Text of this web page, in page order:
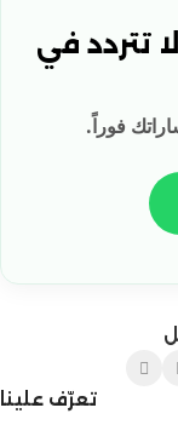
تتردد في
فوراً.
تعرّف علينا